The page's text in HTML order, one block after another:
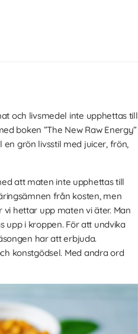
och livsmedel inte upphettas till
boken ”The New Raw Energy”
en grön livsstil med juicer, frön,
att maten inte upphettas till
från kosten, men
hettar upp maten vi äter. Man
i kroppen. För att undvika
har att erbjuda.
konstgödsel. Med andra ord